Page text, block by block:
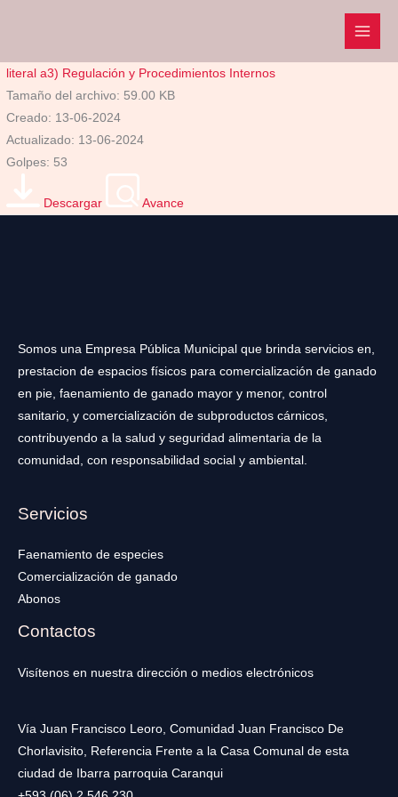
literal a3) Regulación y Procedimientos Internos
Tamaño del archivo: 59.00 KB
Creado: 13-06-2024
Actualizado: 13-06-2024
Golpes: 53
Descargar Avance
Somos una Empresa Pública Municipal que brinda servicios en,
prestacion de espacios físicos para comercialización de ganado
en pie, faenamiento de ganado mayor y menor, control
sanitario, y comercialización de subproductos cárnicos,
contribuyendo a la salud y seguridad alimentaria de la
comunidad, con responsabilidad social y ambiental.
Servicios
Faenamiento de especies
Comercialización de ganado
Abonos
Contactos
Visítenos en nuestra dirección o medios electrónicos
Vía Juan Francisco Leoro, Comunidad Juan Francisco De
Chorlavisito, Referencia Frente a la Casa Comunal de esta
ciudad de Ibarra parroquia Caranqui